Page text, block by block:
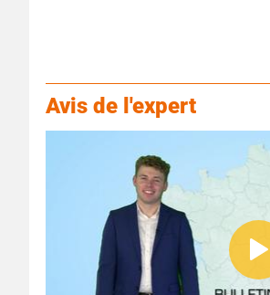
Avis de l'expert